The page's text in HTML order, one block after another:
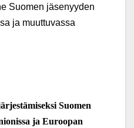
Suomen jäsenyyden
ja muuttuvassa
Suomen
ja Euroopan